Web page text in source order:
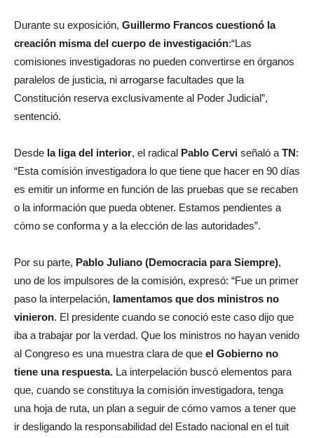
Durante su exposición, Guillermo Francos cuestionó la
creación misma del cuerpo de investigación:“Las
comisiones investigadoras no pueden convertirse en órganos
paralelos de justicia, ni arrogarse facultades que la
Constitución reserva exclusivamente al Poder Judicial”,
sentenció.
Desde la liga del interior, el radical Pablo Cervi señaló a TN:
“Esta comisión investigadora lo que tiene que hacer en 90 días
es emitir un informe en función de las pruebas que se recaben
o la información que pueda obtener. Estamos pendientes a
cómo se conforma y a la elección de las autoridades”.
Por su parte, Pablo Juliano (Democracia para Siempre),
uno de los impulsores de la comisión, expresó: “Fue un primer
paso la interpelación, lamentamos que dos ministros no
vinieron. El presidente cuando se conoció este caso dijo que
iba a trabajar por la verdad. Que los ministros no hayan venido
al Congreso es una muestra clara de que el Gobierno no
tiene una respuesta. La interpelación buscó elementos para
que, cuando se constituya la comisión investigadora, tenga
una hoja de ruta, un plan a seguir de cómo vamos a tener que
ir desligando la responsabilidad del Estado nacional en el tuit